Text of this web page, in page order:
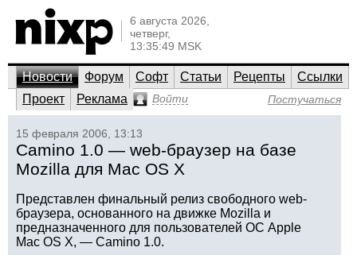
6 августа 2026,
четверг,
13:35:49 MSK
Новости Форум Софт Статьи Рецепты
Ссылки
Проект
Реклама Войти Постучаться
15 февраля 2006, 13:13
Camino 1.0 — web-браузер на базе
Mozilla для Mac OS X
Представлен финальный релиз свободного web-
браузера, основанного на движке Mozilla и
предназначенного для пользователей ОС Apple
Mac OS X, — Camino 1.0.